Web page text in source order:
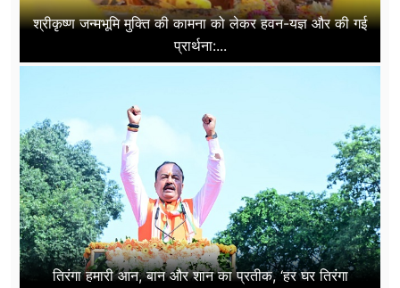
श्रीकृष्ण जन्मभूमि मुक्ति की कामना को लेकर हवन-यज्ञ और की गई
प्रार्थना:...
तिरंगा हमारी आन, बान और शान का प्रतीक, ‘हर घर तिरंगा